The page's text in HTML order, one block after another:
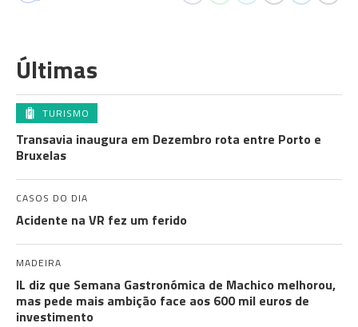
Últimas
TURISMO
Transavia inaugura em Dezembro rota entre Porto e
Bruxelas
CASOS DO DIA
Acidente na VR fez um ferido
MADEIRA
IL diz que Semana Gastronómica de Machico melhorou,
mas pede mais ambição face aos 600 mil euros de
investimento